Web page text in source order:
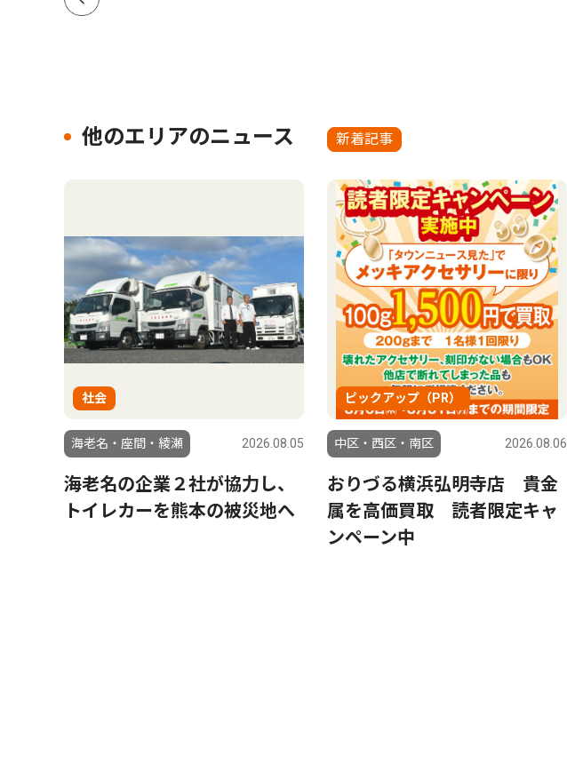
他のエリアのニュース 新着記事
社会
海老名・座間・綾瀬 2026.08.05
海老名の企業２社が協力し、
トイレカーを熊本の被災地へ
ピックアップ（PR）
中区・西区・南区 2026.08.06
おりづる横浜弘明寺店 貴金
属を高価買取 読者限定キャ
ンペーン中